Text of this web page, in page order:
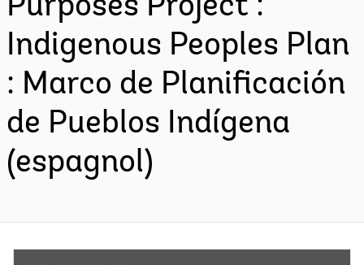
Purposes Project :
Indigenous Peoples Plan
: Marco de Planificación
de Pueblos Indígena
(espagnol)